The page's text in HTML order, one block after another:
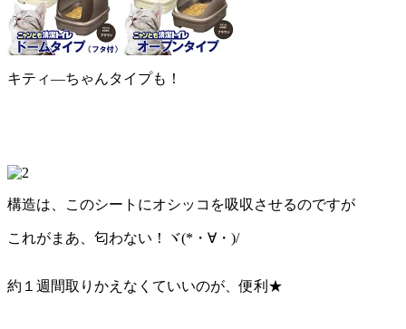
キティ―ちゃんタイプも！
構造は、このシートにオシッコを吸収させるのですが
これがまあ、匂わない！ヾ(*・∀・)/
約１週間取りかえなくていいのが、便利★